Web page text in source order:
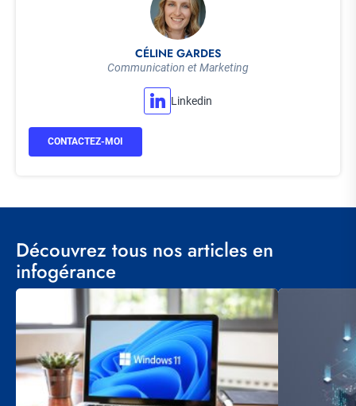
CÉLINE GARDES
Communication et Marketing
Linkedin
CONTACTEZ-MOI
Découvrez tous nos articles en
infogérance
Visuel
Visuel